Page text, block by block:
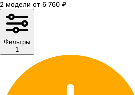
2 модели от 6 760 ₽
Фильтры
1